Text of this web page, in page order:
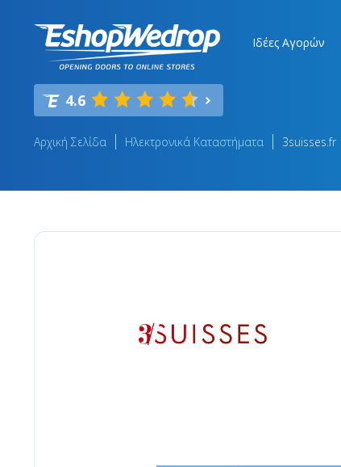
Ιδέες Αγορών
4.6
Αρχική Σελίδα Ηλεκτρονικά Καταστήματα 3suisses.fr